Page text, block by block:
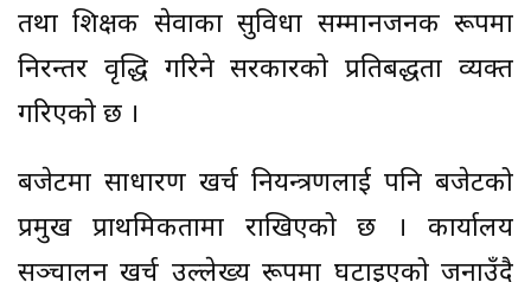
तथा शिक्षक सेवाका सुविधा सम्मानजनक रूपमा
निरन्तर वृद्धि गरिने सरकारको प्रतिबद्धता व्यक्त
गरिएको छ ।
बजेटमा साधारण खर्च नियन्त्रणलाई पनि बजेटको
प्रमुख प्राथमिकतामा राखिएको छ । कार्यालय
सञ्चालन खर्च उल्लेख्य रूपमा घटाइएको जनाउँदै